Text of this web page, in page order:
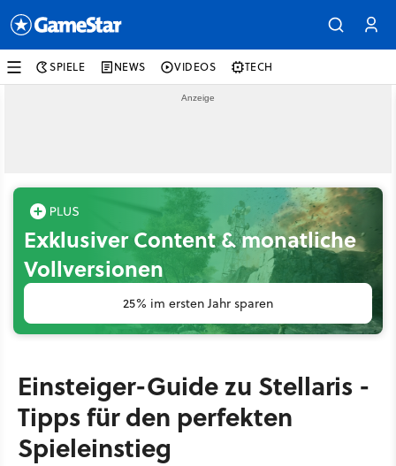
SPIELE NEWS VIDEOS TECH
Exklusiver Content & monatliche
Vollversionen
25% im ersten Jahr sparen
Einsteiger-Guide zu Stellaris -
Tipps für den perfekten
Spieleinstieg